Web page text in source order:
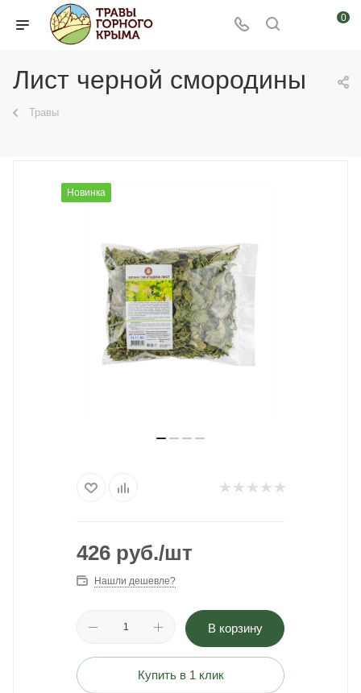
0
Лист черной смородины
Травы
Новинка
426 руб./шт
Нашли дешевле?
В корзину
Купить в 1 клик